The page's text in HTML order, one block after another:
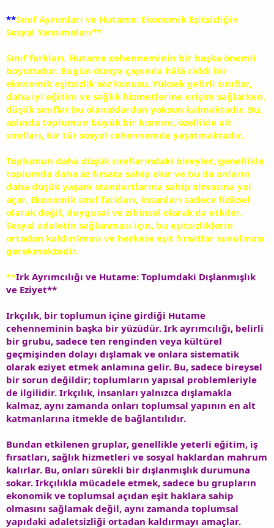
**Sınıf Ayrımları ve Hutame: Ekonomik Eşitsizliğin
Sosyal Yansımaları**
Sınıf farkları, Hutame cehenneminin bir başka önemli
boyutudur. Bugün dünya çapında hâlâ ciddi bir
ekonomik eşitsizlik söz konusu. Yüksek gelirli sınıflar,
daha iyi eğitim ve sağlık hizmetlerine erişim sağlarken,
düşük sınıflar bu olanaklardan yoksun kalmaktadır. Bu,
aslında toplumun büyük bir kısmını, özellikle alt
sınıfları, bir tür sosyal cehennemde yaşatmaktadır.
Toplumun daha düşük sınıflarındaki bireyler, genellikle
toplumda daha az fırsata sahip olur ve bu da onların
daha düşük yaşam standartlarına sahip olmasına yol
açar. Ekonomik sınıf farkları, insanları sadece fiziksel
olarak değil, duygusal ve zihinsel olarak da etkiler.
Sosyal adaletin sağlanması için, bu eşitsizliklerin
ortadan kaldırılması ve herkese eşit fırsatlar sunulması
gerekmektedir.
**Irk Ayrımcılığı ve Hutame: Toplumdaki Dışlanmışlık
ve Eziyet**
Irkçılık, bir toplumun içine girdiği Hutame
cehenneminin başka bir yüzüdür. Irk ayrımcılığı, belirli
bir grubu, sadece ten renginden veya kültürel
geçmişinden dolayı dışlamak ve onlara sistematik
olarak eziyet etmek anlamına gelir. Bu, sadece bireysel
bir sorun değildir; toplumların yapısal problemleriyle
de ilgilidir. Irkçılık, insanları yalnızca dışlamakla
kalmaz, aynı zamanda onları toplumsal yapının en alt
katmanlarına itmekle de bağlantılıdır.
Bundan etkilenen gruplar, genellikle yeterli eğitim, iş
fırsatları, sağlık hizmetleri ve sosyal haklardan mahrum
kalırlar. Bu, onları sürekli bir dışlanmışlık durumuna
sokar. Irkçılıkla mücadele etmek, sadece bu grupların
ekonomik ve toplumsal açıdan eşit haklara sahip
olmasını sağlamak değil, aynı zamanda toplumsal
yapıdaki adaletsizliği ortadan kaldırmayı amaçlar.